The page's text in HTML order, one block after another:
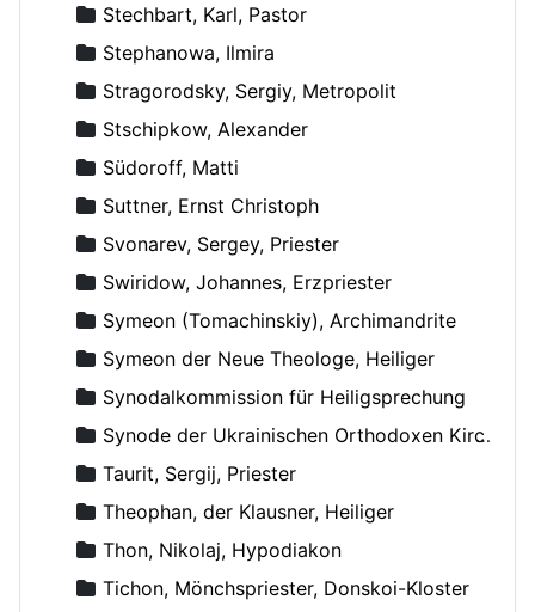
Stechbart, Karl, Pastor
Stephanowa, Ilmira
Stragorodsky, Sergiy, Metropolit
Stschipkow, Alexander
Südoroff, Matti
Suttner, Ernst Christoph
Svonarev, Sergey, Priester
Swiridow, Johannes, Erzpriester
Symeon (Tomachinskiy), Archimandrite
Symeon der Neue Theologe, Heiliger
Synodalkommission für Heiligsprechung
Synode der Ukrainischen Orthodoxen Kirche
Taurit, Sergij, Priester
Theophan, der Klausner, Heiliger
Thon, Nikolaj, Hypodiakon
Tichon, Mönchspriester, Donskoi-Kloster